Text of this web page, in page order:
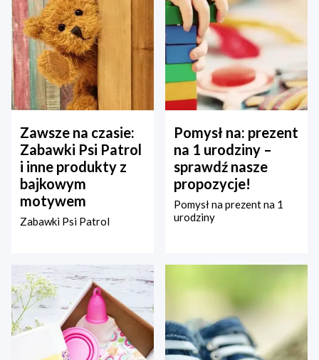
Zawsze na czasie:
Zabawki Psi Patrol
i inne produkty z
bajkowym
motywem
Zabawki Psi Patrol
Pomysł na: prezent
na 1 urodziny –
sprawdź nasze
propozycje!
Pomysł na prezent na 1
urodziny